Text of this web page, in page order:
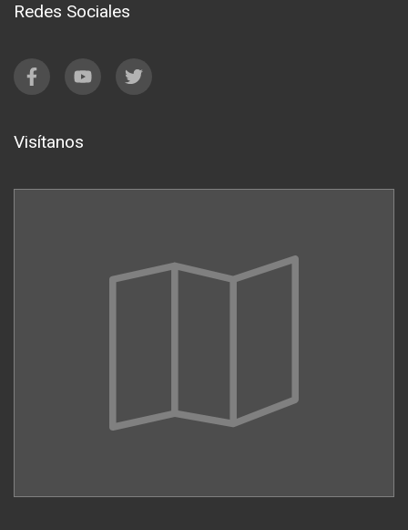
Redes Sociales
Visítanos